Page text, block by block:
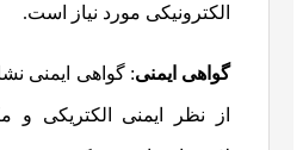
الکترونیکی مورد نیاز است.
گواهی ایمنی: گواهی ایمنی
از نظر ایمنی الکتریکی و